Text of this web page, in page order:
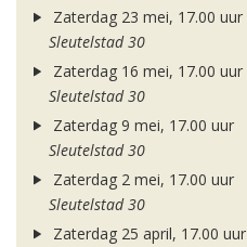
Zaterdag 23 mei, 17.00 uur
Sleutelstad 30
Zaterdag 16 mei, 17.00 uur
Sleutelstad 30
Zaterdag 9 mei, 17.00 uur
Sleutelstad 30
Zaterdag 2 mei, 17.00 uur
Sleutelstad 30
Zaterdag 25 april, 17.00 uur